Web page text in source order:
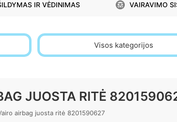
IR VĖDINIMAS VAIRAVIMO
Visos kategorijos
JUOSTA RITĖ
airbag juosta ritė 8201590627